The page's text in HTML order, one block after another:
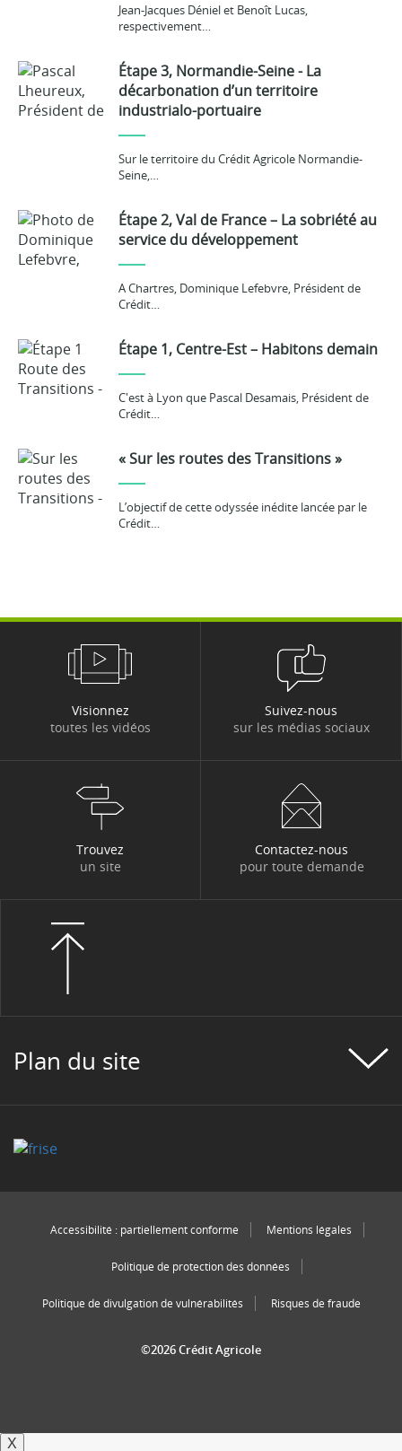
Jean-Jacques Déniel et Benoît Lucas,
respectivement…
Étape 3, Normandie-Seine - La
décarbonation d’un territoire
industrialo-portuaire
Sur le territoire du Crédit Agricole Normandie-
Seine,…
Étape 2, Val de France – La sobriété au
service du développement
A Chartres, Dominique Lefebvre, Président de
Crédit…
Étape 1, Centre-Est – Habitons demain
C'est à Lyon que Pascal Desamais, Président de
Crédit…
« Sur les routes des Transitions »
L’objectif de cette odyssée inédite lancée par le
Crédit…
Visionnez
toutes les vidéos
Suivez-nous
sur les médias sociaux
Trouvez
un site
Contactez-nous
pour toute demande
Plan du site
Accessibilité : partiellement conforme Mentions légales
Politique de protection des données
Politique de divulgation de vulnérabilités Risques de fraude
©2026 Crédit Agricole
X